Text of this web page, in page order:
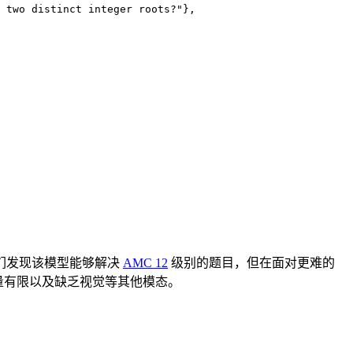
distinct integer roots?"},
发现该模型能够解决 AMC 12 级别的题目，但在面对更难的
限以及缺乏视觉等其他模态。